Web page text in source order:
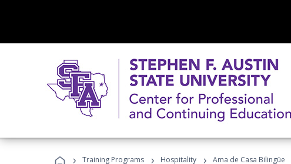
› Training Programs › Hospitality › Ama de Casa Bilingüe